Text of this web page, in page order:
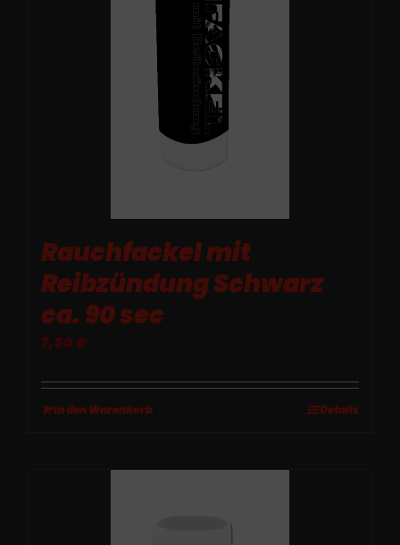
Rauchfackel mit
Reibzündung Schwarz
ca. 90 sec
7,50€
In den Warenkorb Details